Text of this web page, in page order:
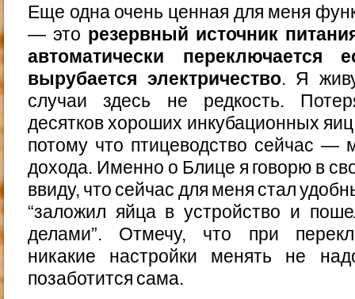
Еще одна очень ценная для меня
— это резервный источник
автоматически
вырубается электричество. Я
случаи здесь не редкость.
десятков хороших инкубационных
потому что птицеводство сейчас —
дохода. Именно о Блице я говорю в
ввиду, что сейчас для меня стал
“заложил яйца в устройство и
делами”. Отмечу, что при
никакие настройки менять не
позаботится сама.